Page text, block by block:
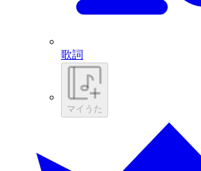
歌詞
マイうた